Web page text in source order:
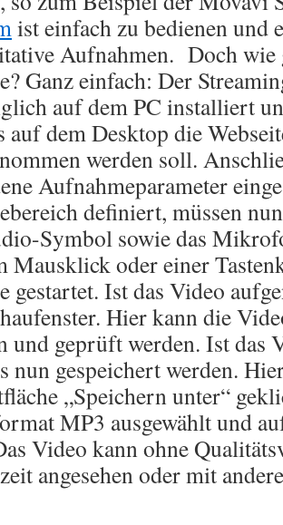
ist einfach zu bedienen und
Aufnahmen. Doch wie
Ganz einfach: Der
auf dem PC installiert
auf dem Desktop die
werden soll.
Aufnahmeparameter
definiert, müssen
Symbol sowie das
Mausklick oder einer
gestartet. Ist das Video
Hier kann die
und geprüft werden. Ist das
nun gespeichert werden.
„Speichern unter“
MP3 ausgewählt und
Video kann ohne
angesehen oder mit